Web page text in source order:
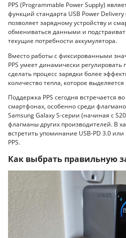
PPS (Programmable Power Supply)
функций стандарта USB Power Delivery
позволяет зарядному устройству и
обмениваться данными и
текущие потребности аккумулятора.
Вместо работы с фиксированными
PPS умеет динамически регулировать
сделать процесс зарядки более
количество тепла, которое
Поддержка PPS сегодня встречается
смартфонах, особенно среди
Samsung Galaxy S-серии (начиная с
флагманы других производителей. В
встретить упоминание USB-PD 3.0
PPS.
Как выбрать правильную